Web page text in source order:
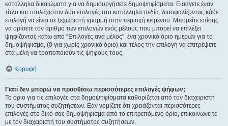
κατάλληλα δικαιώματα για να δημιουργήσετε δημοψηφίσματα. Εισάγετε έναν
τίτλο και τουλάχιστον δύο επιλογές στα κατάλληλα πεδία, διασφαλίζοντας κάθε
επιλογή να είναι σε ξεχωριστή γραμμή στην περιοχή κειμένου. Μπορείτε επίσης
να ορίσετε τον αριθμό των επιλογών ενός μέλους που μπορεί να επιλέξει
ψηφίζοντας κάτω από “Επιλογές ανά μέλος”, ένα χρονικό όριο ημερών για το
δημοψήφισμα, (0 για χωρίς χρονικό όριο) και τέλος την επιλογή να επιτρέψετε
στα μέλη να τροποποιούν τις ψήφους τους.
Κορυφή
Γιατί δεν μπορώ να προσθέσω περισσότερες επιλογές ψήφων;
Το όριο για τις επιλογές στα δημοψηφίσματα καθορίζεται από τον διαχειριστή
του συστήματος συζητήσεων. Εάν νομίζετε ότι χρειάζονται περισσότερες
επιλογές στο δικό σας δημοψήφισμα από το επιτρεπόμενο όριο, επικοινωνείτε
με τον διαχειριστή του συστήματος συζητήσεων.